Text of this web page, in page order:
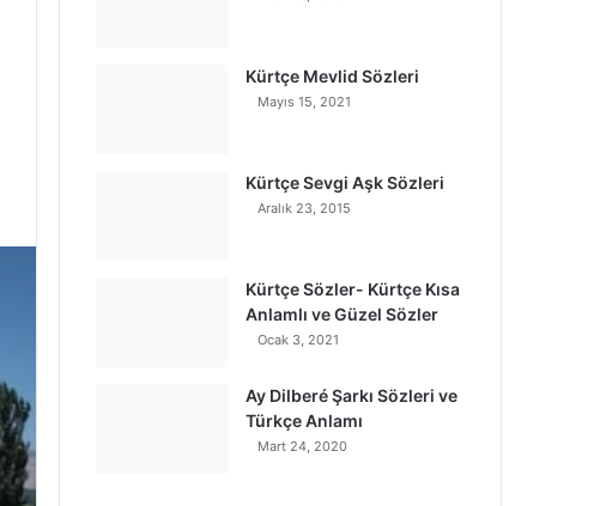
Kürtçe Mevlid Sözleri
Mayıs 15, 2021
Kürtçe Sevgi Aşk Sözleri
Aralık 23, 2015
Kürtçe Sözler- Kürtçe Kısa
Anlamlı ve Güzel Sözler
Ocak 3, 2021
Ay Dilberé Şarkı Sözleri ve
Türkçe Anlamı
Mart 24, 2020